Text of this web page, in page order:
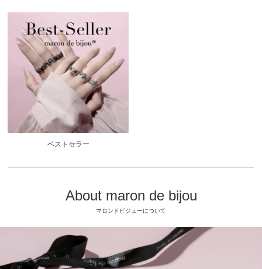
ベストセラー
About maron de bijou
マロンドビジューについて